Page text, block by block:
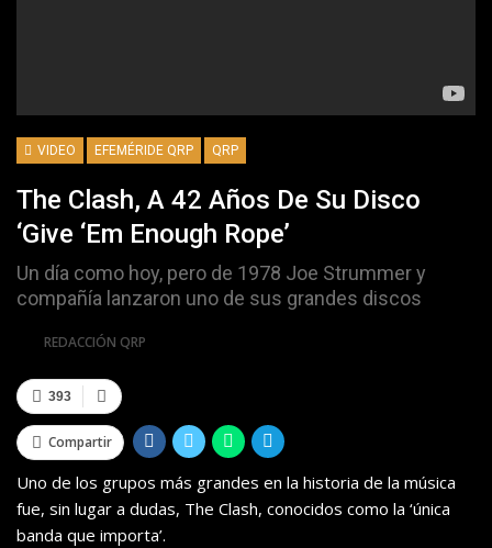
VIDEO EFEMÉRIDE QRP QRP
The Clash, A 42 Años De Su Disco
‘Give ‘Em Enough Rope’
Un día como hoy, pero de 1978 Joe Strummer y
compañía lanzaron uno de sus grandes discos
REDACCIÓN QRP
393
Compartir
Uno de los grupos más grandes en la historia de la música
fue, sin lugar a dudas, The Clash, conocidos como la ‘única
banda que importa’.